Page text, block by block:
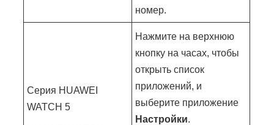
номер.
Серия HUAWEI
WATCH 5
Нажмите на верхнюю
кнопку на часах, чтобы
открыть список
приложений, и
выберите приложение
Настройки.